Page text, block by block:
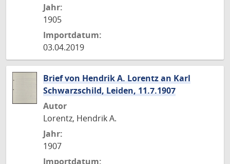
Jahr:
1905
Importdatum:
03.04.2019
Brief von Hendrik A. Lorentz an Karl
Schwarzschild, Leiden, 11.7.1907
Autor
Lorentz, Hendrik A.
Jahr:
1907
Importdatum: